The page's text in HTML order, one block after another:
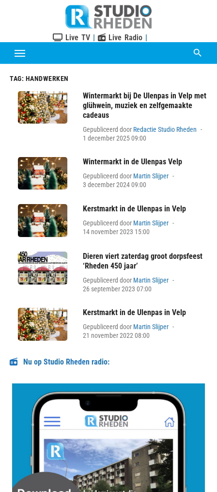
Live TV | Live Radio |
TAG: HANDWERKEN
Wintermarkt bij De Ulenpas in Velp met
glühwein, muziek en zelfgemaakte
cadeaus
Gepubliceerd door Redactie Studio Rheden
1 december 2025 09:00
Wintermarkt in de Ulenpas Velp
Gepubliceerd door Martin Slijper
3 december 2024 09:00
Kerstmarkt in de Ulenpas in Velp
Gepubliceerd door Martin Slijper
14 november 2023 15:00
Dieren viert zaterdag groot dorpsfeest
‘Rheden 450 jaar’
Gepubliceerd door Martin Slijper
26 september 2023 07:00
Kerstmarkt in de Ulenpas in Velp
Gepubliceerd door Martin Slijper
21 november 2022 08:00
Nu op Studio Rheden radio: